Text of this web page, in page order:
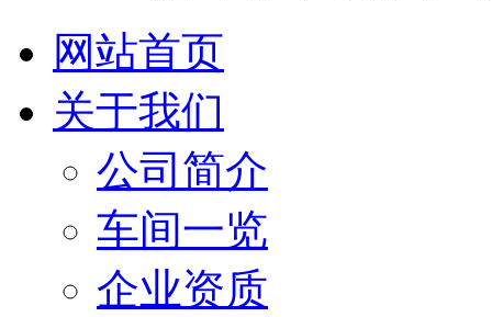
网站首页
关于我们
公司简介
车间一览
企业资质